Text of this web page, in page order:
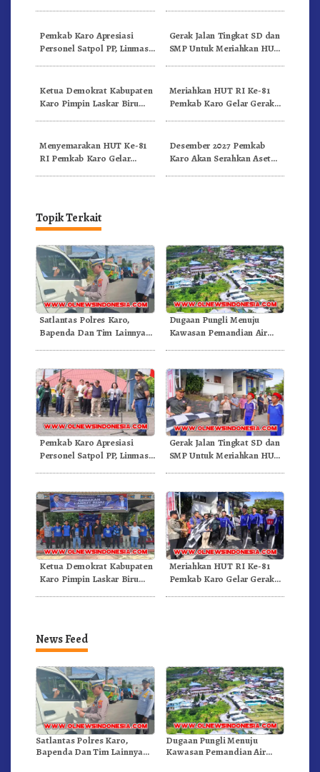
Pemkab Karo Apresiasi
Personel Satpol PP, Linmas,
Gerak Jalan Tingkat SD dan
SMP Untuk Meriahkan HUT
Ketua Demokrat Kabupaten
Karo Pimpin Laskar Biru
Meriahkan HUT RI Ke-81
Pemkab Karo Gelar Gerak
Menyemarakan HUT Ke-81
RI Pemkab Karo Gelar
Desember 2027 Pemkab
Karo Akan Serahkan Aset
Topik Terkait
Satlantas Polres Karo,
Bapenda Dan Tim Lainnya
Dugaan Pungli Menuju
Kawasan Pemandian Air
Pemkab Karo Apresiasi
Personel Satpol PP, Linmas,
Gerak Jalan Tingkat SD dan
SMP Untuk Meriahkan HUT
Ketua Demokrat Kabupaten
Karo Pimpin Laskar Biru
Meriahkan HUT RI Ke-81
Pemkab Karo Gelar Gerak
News Feed
Satlantas Polres Karo,
Bapenda Dan Tim Lainnya
Dugaan Pungli Menuju
Kawasan Pemandian Air